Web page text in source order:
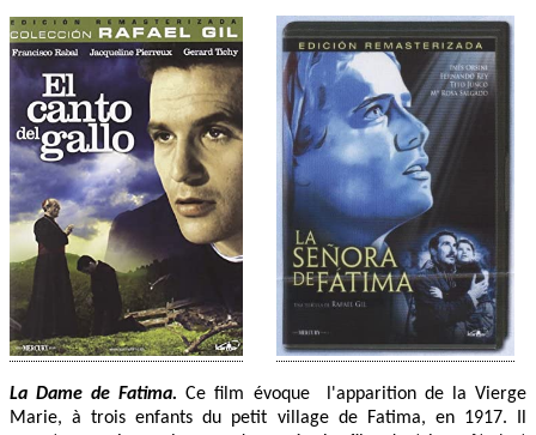
La Dame de Fatima. Ce film évoque l'apparition de la Vierge
Marie, à trois enfants du petit village de Fatima, en 1917. Il